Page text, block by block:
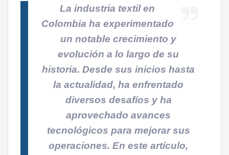
La industria textil en
Colombia ha experimentado
un notable crecimiento y
evolución a lo largo de su
historia. Desde sus inicios hasta
la actualidad, ha enfrentado
diversos desafíos y ha
aprovechado avances
tecnológicos para mejorar sus
operaciones. En este artículo,